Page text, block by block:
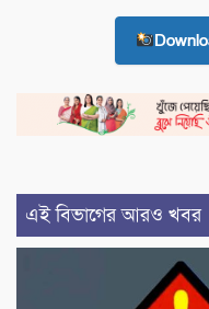
এই বিভাগের আরও খবর